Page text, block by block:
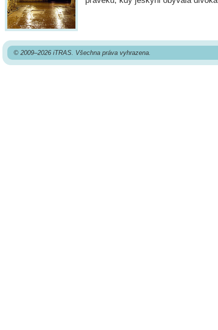
© 2009–2026 iTRAS. Všechna práva vyhrazena.